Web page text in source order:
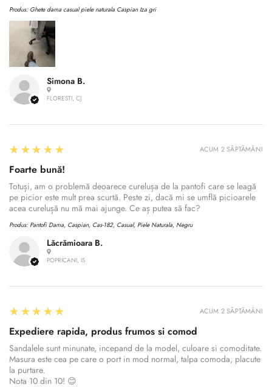
Simona B.
FLORESTI, CJ
Produs: Ghete dama casual piele naturala Caspian Iza gri
Lăcrămioara B.
POPRICANI, IS
5
★★★★★
Foarte bună!
Totuși, am o problemă deoarece curelușa de la pantofi care se leagă
pe picior este mult prea scurtă. Peste zi, dacă mi se umflă picioarele
acea curelușă nu mă mai ajunge. Ce aș putea să fac?
Produs: Pantofi Dama, Caspian, Cas-182, Casual, Piele Naturala, Negru
ACUM 2 SĂPTĂMÂNI
5
★★★★★
Expediere rapida, produs frumos si comod
Sandalele sunt minunate, incepand de la model, culoare si comoditate.
Masura este cea pe care o port in mod normal, talpa comoda, placute
la purtare.
Nota 10 din 10! 😊
ACUM 2 SĂPTĂMÂNI